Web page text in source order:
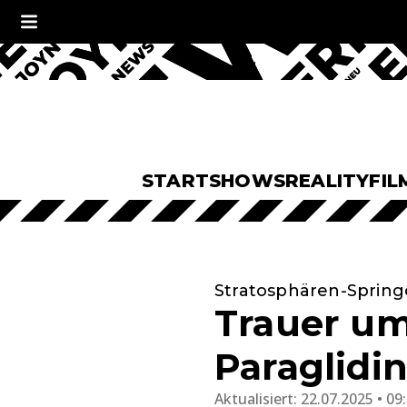
STARTSHOWSREALITY
Stratosphären-
Trauer
Aktualisiert: 22.07.2025 •